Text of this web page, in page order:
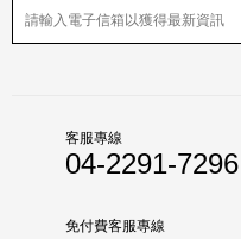
客服專線
04-2291-7296
免付費客服專線